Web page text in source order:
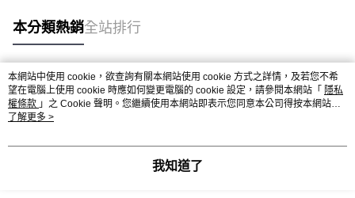
本分類熱銷全站排行
熱門標籤
本網站中使用 cookie，欲查詢有關本網站使用 cookie 方式之詳情，及若您不希
望在電腦上使用 cookie 時應如何變更電腦的 cookie 設定，請參閱本網站「 隱私
權條款 」之 Cookie 聲明。您繼續使用本網站即表示您同意本公司得按本網站使
用條款之 Cookie 聲明使用 cookie。
了解更多 >
我知道了